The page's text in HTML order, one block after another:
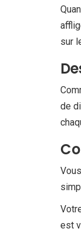
sur
de
est